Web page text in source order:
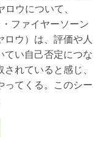
ウについて、
ファイヤーソーン
ウ）は、評価や人
てい自己否定につな
れていると感じ、
ってくる。このシー